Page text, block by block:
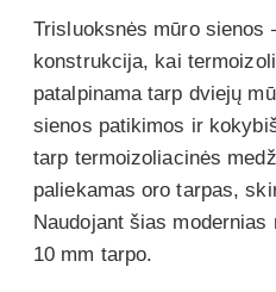
Trisluoksnės mūro sienos
konstrukcija, kai
patalpinama tarp dviejų
sienos patikimos ir
tarp termoizoliacinės
paliekamas oro tarpas,
Naudojant šias
10 mm tarpo.